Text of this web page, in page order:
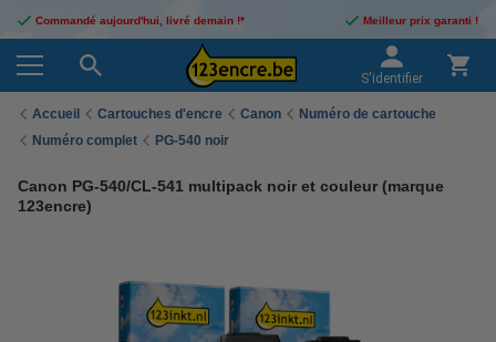
Commandé aujourd'hui, livré demain !* Meilleur prix garanti !
S'identifier
Accueil Cartouches d'encre Canon
Numéro de cartouche
Numéro complet
PG-540 noir
Canon PG-540/CL-541 multipack noir et couleur (marque
123encre)